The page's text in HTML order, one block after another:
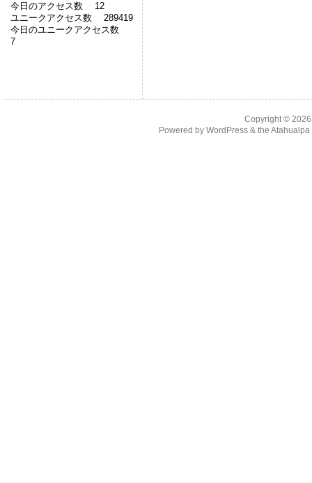
今日のアクセス数 12
ユニークアクセス数 289419
今日のユニークアクセス数
7
Copyright ©
Powered by WordPress& the Atahualpa